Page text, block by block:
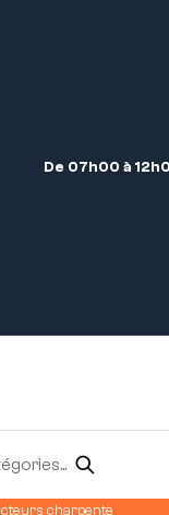
De 07h00 à
charpente